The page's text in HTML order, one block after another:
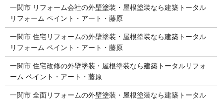
一関市 リフォーム会社の外壁塗装・屋根塗装なら建築トータル
リフォーム ペイント・アート・藤原
一関市 住宅リフォームの外壁塗装・屋根塗装なら建築トータル
リフォーム ペイント・アート・藤原
一関市 住宅改修の外壁塗装・屋根塗装なら建築トータルリフォ
ーム ペイント・アート・藤原
一関市 全面リフォームの外壁塗装・屋根塗装なら建築トータル